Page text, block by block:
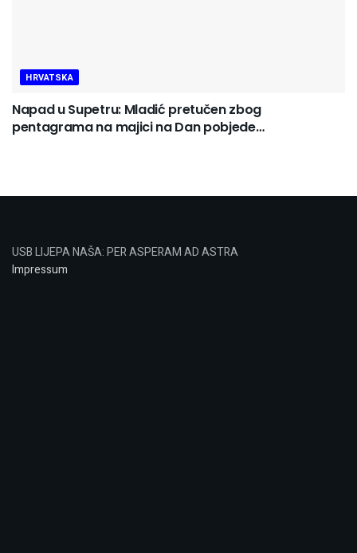
HRVATSKA
Napad u Supetru: Mladić pretučen zbog
pentagrama na majici na Dan pobjede…
USB LIJEPA NAŠA: PER ASPERAM AD ASTRA
Impressum